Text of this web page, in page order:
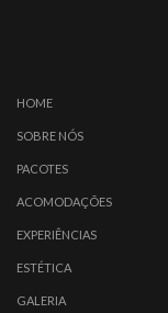
HOME
SOBRE NÓS
PACOTES
ACOMODAÇÕES
EXPERIÊNCIAS
ESTÉTICA
GALERIA